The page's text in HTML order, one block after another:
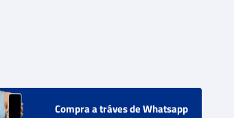
Compra a tráves de Whatsapp